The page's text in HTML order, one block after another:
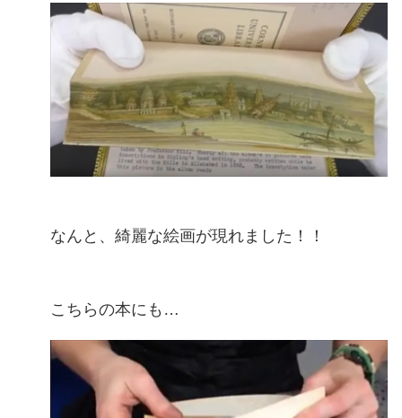
なんと、綺麗な絵画が現れました！！
こちらの本にも…